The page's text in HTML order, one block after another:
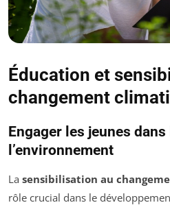
Éducation et
changement
Engager les jeunes
l’environnement
La sensibilisation au
rôle crucial dans le